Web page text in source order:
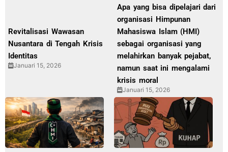
Revitalisasi Wawasan
Nusantara di Tengah Krisis
Identitas
Januari 15, 2026
Apa yang bisa dipelajari dari
organisasi Himpunan
Mahasiswa Islam (HMI)
sebagai organisasi yang
melahirkan banyak pejabat,
namun saat ini mengalami
krisis moral
Januari 15, 2026